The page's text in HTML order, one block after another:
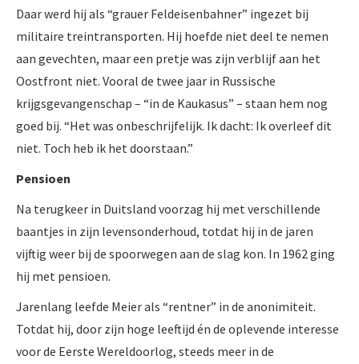
Daar werd hij als “grauer Feldeisenbahner” ingezet bij
militaire treintransporten. Hij hoefde niet deel te nemen
aan gevechten, maar een pretje was zijn verblijf aan het
Oostfront niet. Vooral de twee jaar in Russische
krijgsgevangenschap – “in de Kaukasus” – staan hem nog
goed bij. “Het was onbeschrijfelijk. Ik dacht: Ik overleef dit
niet. Toch heb ik het doorstaan.”
Pensioen
Na terugkeer in Duitsland voorzag hij met verschillende
baantjes in zijn levensonderhoud, totdat hij in de jaren
vijftig weer bij de spoorwegen aan de slag kon. In 1962 ging
hij met pensioen.
Jarenlang leefde Meier als “rentner” in de anonimiteit.
Totdat hij, door zijn hoge leeftijd én de oplevende interesse
voor de Eerste Wereldoorlog, steeds meer in de